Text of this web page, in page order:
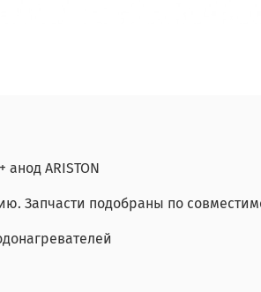
ARISTON
Запчасти подобраны по